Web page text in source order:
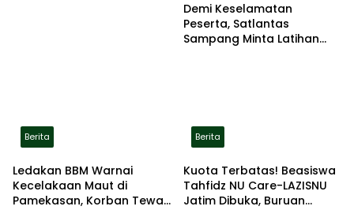
Demi Keselamatan
Peserta, Satlantas
Sampang Minta Latihan
Berita
Ledakan BBM Warnai
Kecelakaan Maut di
Pamekasan, Korban Tewas
Berita
Kuota Terbatas! Beasiswa
Tahfidz NU Care-LAZISNU
Jatim Dibuka, Buruan